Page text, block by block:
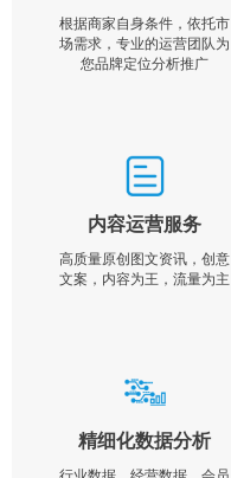
根据商家自身条件，依托市
场需求，专业的运营团队为
您品牌定位分析推广
内容运营服务
高质量原创图文资讯，创意
文案，内容为王，流量为主
精细化数据分析